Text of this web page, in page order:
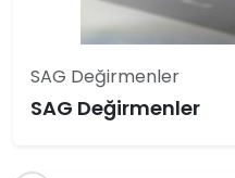
SAG Değirmenler
SAG Değirmenler